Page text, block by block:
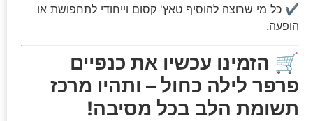
✔ כל מי שרוצה להוסיף טאץ' קסום וייחודי לתחפושת או
הופעה.
🛒 הזמינו עכשיו את כנפיים
פרפר לילה כחול – ותהיו מרכז
תשומת הלב בכל מסיבה!